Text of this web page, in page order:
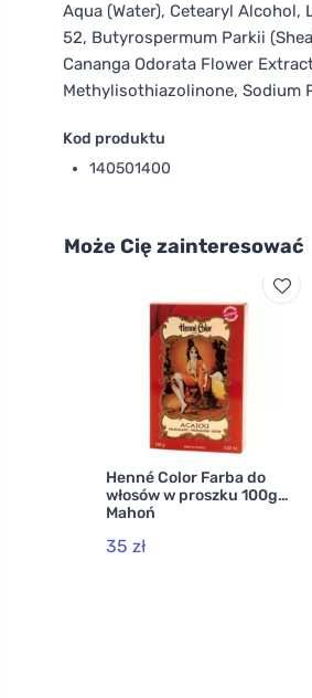
Aqua (Water), Cetearyl
52, Butyrospermum Parkii
Cananga Odorata Flower
Methylisothiazolinone, Sodium
Kod produktu
140501400
Może Cię zainteresować
Henné Color Farba do
włosów w proszku 100g
Mahoń
35 zł